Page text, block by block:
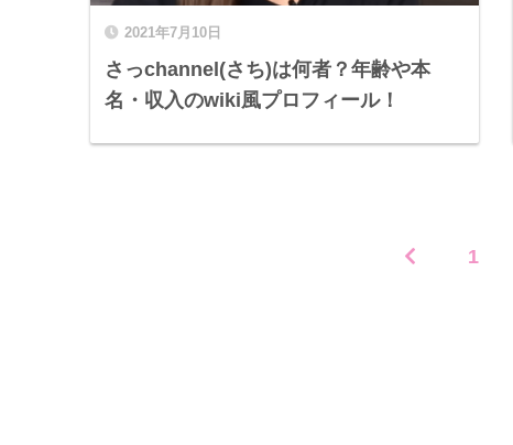
2021年7月10日
さっchannel(さち)は何者？年齢や本
名・収入のwiki風プロフィール！
1